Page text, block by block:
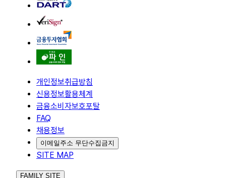
개인정보취급방침
신용정보활용체계
금융소비자보호포탈
FAQ
채용정보
이메일주소 무단수집금지
SITE MAP
FAMILY SITE